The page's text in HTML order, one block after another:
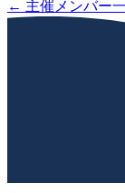
← 主催メンバー